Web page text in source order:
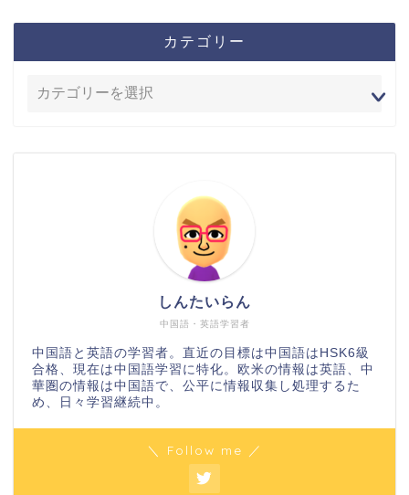
カテゴリー
中国語・英語学習者
しんたいらん
中国語と英語の学習者。直近の目標は中国語はHSK6級
合格、現在は中国語学習に特化。欧米の情報は英語、中
華圏の情報は中国語で、公平に情報収集し処理するた
め、日々学習継続中。
＼ Follow me ／